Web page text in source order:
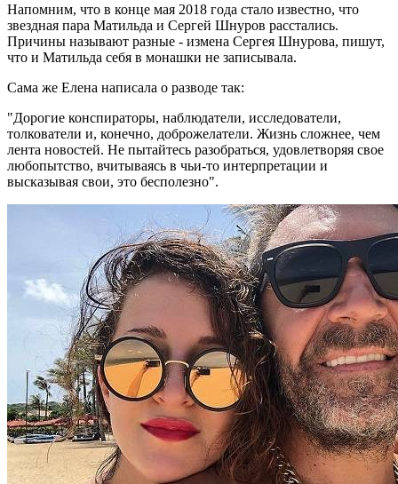
Напомним, что в конце мая 2018 года стало известно, что
звездная пара Матильда и Сергей Шнуров расстались.
Причины называют разные - измена Сергея Шнурова, пишут,
что и Матильда себя в монашки не записывала.
Сама же Елена написала о разводе так:
"Дорогие конспираторы, наблюдатели, исследователи,
толкователи и, конечно, доброжелатели. Жизнь сложнее, чем
лента новостей. Не пытайтесь разобраться, удовлетворяя свое
любопытство, вчитываясь в чьи-то интерпретации и
высказывая свои, это бесполезно".